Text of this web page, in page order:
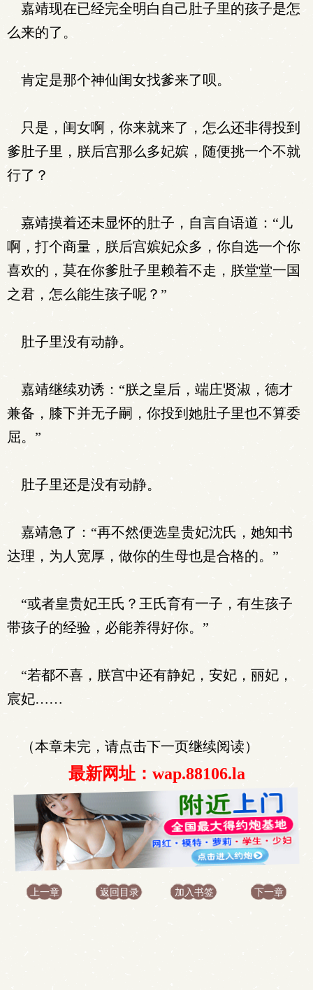
嘉靖现在已经完全明白自己肚子里的孩子是怎
么来的了。
肯定是那个神仙闺女找爹来了呗。
只是，闺女啊，你来就来了，怎么还非得投到
爹肚子里，朕后宫那么多妃嫔，随便挑一个不就
行了？
嘉靖摸着还未显怀的肚子，自言自语道：“儿
啊，打个商量，朕后宫嫔妃众多，你自选一个你
喜欢的，莫在你爹肚子里赖着不走，朕堂堂一国
之君，怎么能生孩子呢？”
肚子里没有动静。
嘉靖继续劝诱：“朕之皇后，端庄贤淑，德才
兼备，膝下并无子嗣，你投到她肚子里也不算委
屈。”
肚子里还是没有动静。
嘉靖急了：“再不然便选皇贵妃沈氏，她知书
达理，为人宽厚，做你的生母也是合格的。”
“或者皇贵妃王氏？王氏育有一子，有生孩子
带孩子的经验，必能养得好你。”
“若都不喜，朕宫中还有静妃，安妃，丽妃，
宸妃……
（本章未完，请点击下一页继续阅读）
最新网址：wap.88106.la
上一章 返回目录 加入书签 下一章